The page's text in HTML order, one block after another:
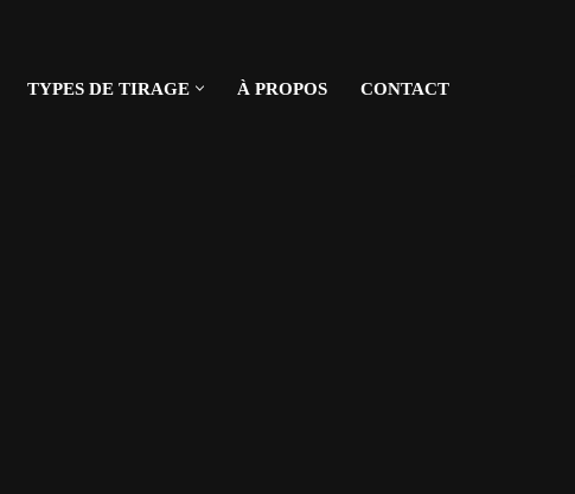
TYPES DE TIRAGE À PROPOS CONTACT